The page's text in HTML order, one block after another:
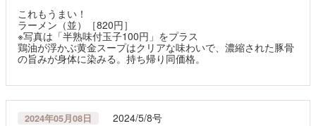
これもうまい！
ラーメン（並）［820円］
※写真は「半熟味付玉子100円」をプラス
鶏油が浮かぶ黄金スープはクリアな味わいで、濃縮された豚骨
の旨みが身体に染みる。持ち帰り同価格。
2024年05月08日 2024/5/8号